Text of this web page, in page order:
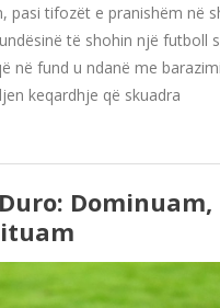
pasi tifozët e pranishëm në
të shohin një futboll
në fund u ndanë me
keqardhje që skuadra
Dominuam,